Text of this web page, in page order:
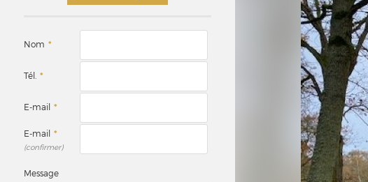
Nom *
Tél. *
E-mail *
E-mail *
(confirmer)
Message